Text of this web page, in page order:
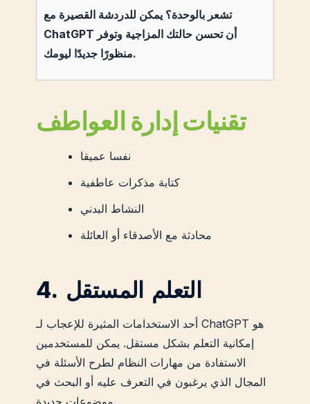
تشعر بالوحدة؟ يمكن للدردشة القصيرة مع
ChatGPT أن تحسن حالتك المزاجية وتوفر
منظورًا جديدًا ليومك.
تقنيات إدارة العواطف
نفسا عميقا
كتابة مذكرات عاطفية
النشاط البدني
محادثة مع الأصدقاء أو العائلة
4. التعلم المستقل
أحد الاستخدامات المثيرة للإعجاب لـ ChatGPT هو
إمكانية التعلم بشكل مستقل. يمكن للمستخدمين
الاستفادة من مهارات النظام لطرح الأسئلة في
المجال الذي يرغبون في التعرف عليه أو البحث في